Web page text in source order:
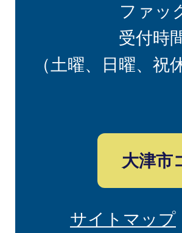
ファッ
受付時
（土曜、日曜、
大津市
サイトマップ